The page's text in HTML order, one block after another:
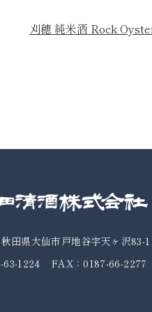
刈穂 純米酒 Rock
秋田県大仙市戸地谷字天ヶ沢83-1
1224
FAX：0187-66-2277